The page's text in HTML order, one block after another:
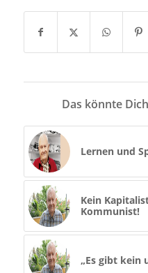
Das könnte
Lernen und
Kein
Kommunist!
„Es gibt kein